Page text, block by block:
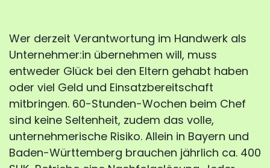
Wer derzeit Verantwortung im Handwerk als
Unternehmer:in übernehmen will, muss
entweder Glück bei den Eltern gehabt haben
oder viel Geld und Einsatzbereitschaft
mitbringen. 60-Stunden-Wochen beim Chef
sind keine Seltenheit, zudem das volle,
unternehmerische Risiko. Allein in Bayern und
Baden-Württemberg brauchen jährlich ca. 400